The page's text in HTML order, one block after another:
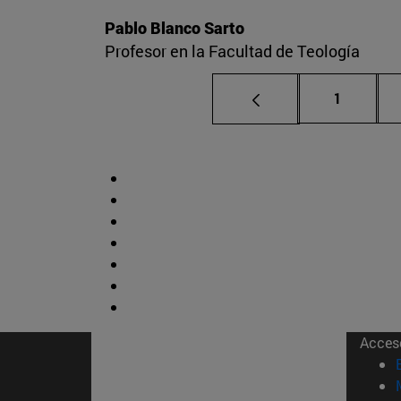
Pablo Blanco Sarto
Profesor en la Facultad de Teología
Página
1